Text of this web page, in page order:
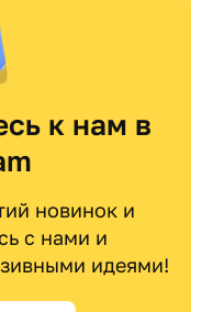
к нам в
новинок и
с нами и
идеями!